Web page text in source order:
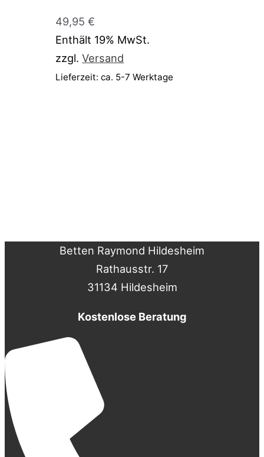
49,95€
Enthält 19% MwSt.
zzgl.Versand
Lieferzeit: ca. 5-7 Werktage
Betten Raymond Hildesheim
Rathausstr. 17
31134 Hildesheim
Kostenlose Beratung